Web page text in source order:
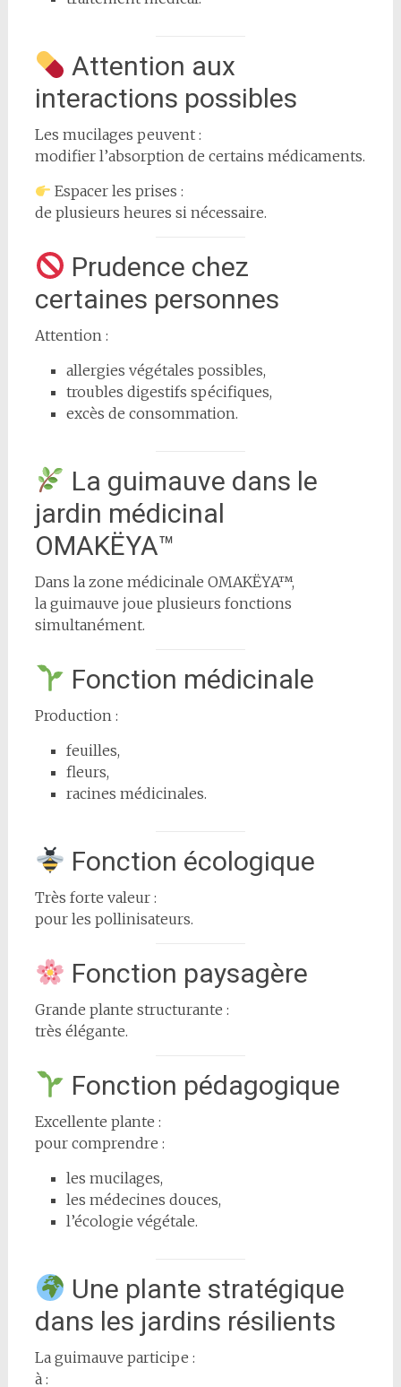
Attention aux
interactions possibles
Les mucilages peuvent :
modifier l’absorption de certains médicaments.
Espacer les prises :
de plusieurs heures si nécessaire.
Prudence chez
certaines personnes
Attention :
allergies végétales possibles,
troubles digestifs spécifiques,
excès de consommation.
La guimauve dans le
jardin médicinal
OMAKËYA™
Dans la zone médicinale OMAKËYA™,
la guimauve joue plusieurs fonctions
simultanément.
Fonction médicinale
Production :
feuilles,
fleurs,
racines médicinales.
Fonction écologique
Très forte valeur :
pour les pollinisateurs.
Fonction paysagère
Grande plante structurante :
très élégante.
Fonction pédagogique
Excellente plante :
pour comprendre :
les mucilages,
les médecines douces,
l’écologie végétale.
Une plante stratégique
dans les jardins résilients
La guimauve participe :
à :